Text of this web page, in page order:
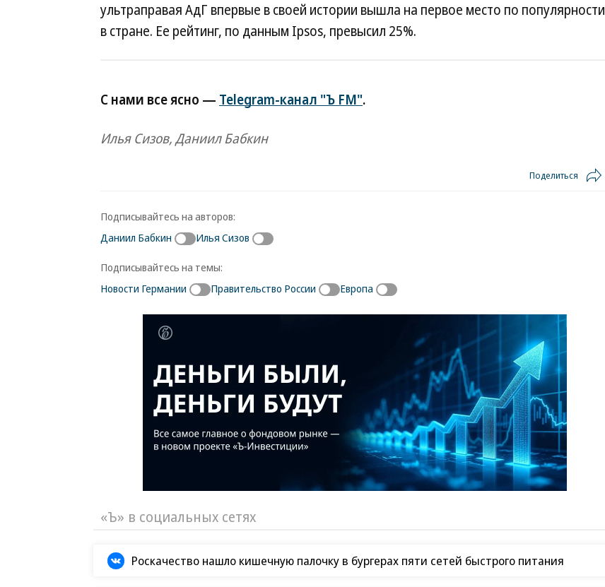
ультраправая АдГ впервые в своей истории вышла на первое место по популярности
в стране. Ее рейтинг, по данным Ipsos, превысил 25%.
С нами все ясно — Telegram-канал "Ъ FM".
Илья Сизов, Даниил Бабкин
Поделиться
Подписывайтесь на авторов:
Даниил Бабкин
Илья Сизов
Подписывайтесь на темы:
Новости Германии
Правительство России Европа
«Ъ» в социальных сетях
Роскачество нашло кишечную палочку в бургерах пяти сетей быстрого питания